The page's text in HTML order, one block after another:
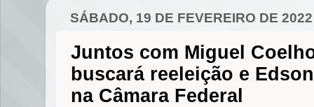
SÁBADO, 19 DE FEVEREIRO DE 2022
Juntos com Miguel
buscará reeleição e
na Câmara Federal